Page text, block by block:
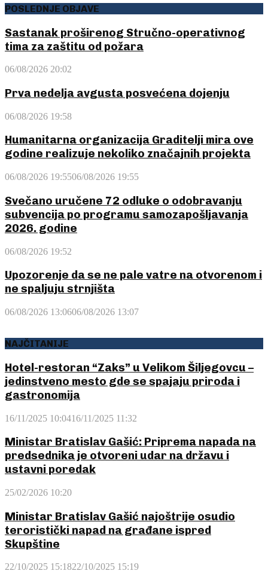
POSLEDNJE OBJAVE
Sastanak proširenog Stručno-operativnog
tima za zaštitu od požara
06/08/2026 20:02
Prva nedelja avgusta posvećena dojenju
06/08/2026 19:58
Humanitarna organizacija Graditelji mira ove
godine realizuje nekoliko značajnih projekta
06/08/2026 19:5506/08/2026 19:55
Svečano uručene 72 odluke o odobravanju
subvencija po programu samozapošljavanja
2026. godine
06/08/2026 19:52
Upozorenje da se ne pale vatre na otvorenom i
ne spaljuju strnjišta
06/08/2026 13:0606/08/2026 13:07
NAJČITANIJE
Hotel-restoran “Zaks” u Velikom Šiljegovcu –
jedinstveno mesto gde se spajaju priroda i
gastronomija
16/11/2025 10:0416/11/2025 11:32
Ministar Bratislav Gašić: Priprema napada na
predsednika je otvoreni udar na državu i
ustavni poredak
25/02/2026 10:20
Ministar Bratislav Gašić najoštrije osudio
teroristički napad na građane ispred
Skupštine
22/10/2025 15:1822/10/2025 15:19